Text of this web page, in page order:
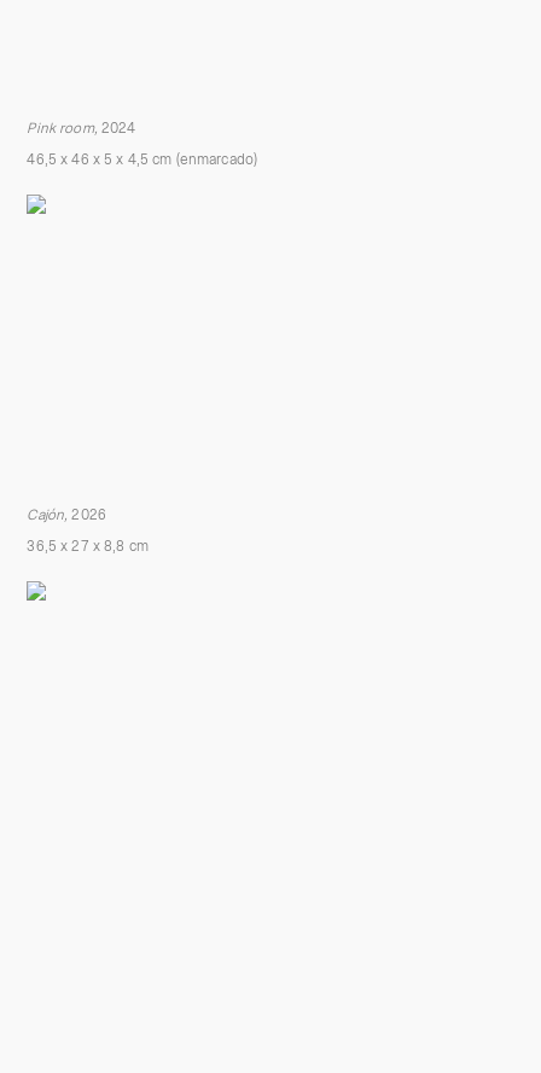
Pink room, 2024
46,5 x 46 x 5 x 4,5 cm (enmarcado)
Cajón,2026
36,5 x 27 x 8,8 cm